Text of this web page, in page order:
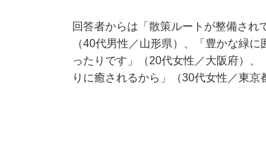
回答者からは「散策ルートが整備され
（40代男性／山形県）、「豊かな緑
ったりです」（20代女性／大阪府）
りに癒されるから」（30代女性／東京